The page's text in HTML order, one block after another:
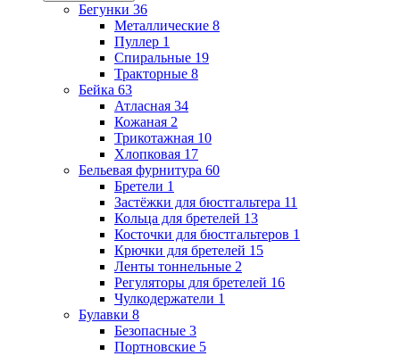
Бегунки 36
Металлические 8
Пуллер 1
Спиральные 19
Тракторные 8
Бейка 63
Атласная 34
Кожаная 2
Трикотажная 10
Хлопковая 17
Бельевая фурнитура 60
Бретели 1
Застёжки для бюстгальтера 11
Кольца для бретелей 13
Косточки для бюстгальтеров 1
Крючки для бретелей 15
Ленты тоннельные 2
Регуляторы для бретелей 16
Чулкодержатели 1
Булавки 8
Безопасные 3
Портновские 5